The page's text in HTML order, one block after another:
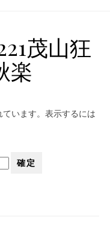
茂山狂
楽
います。表示するには